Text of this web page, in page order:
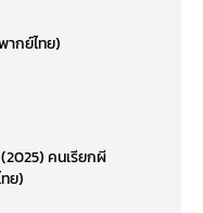
ากย์ไทย)
คนเรียกผี
ย)